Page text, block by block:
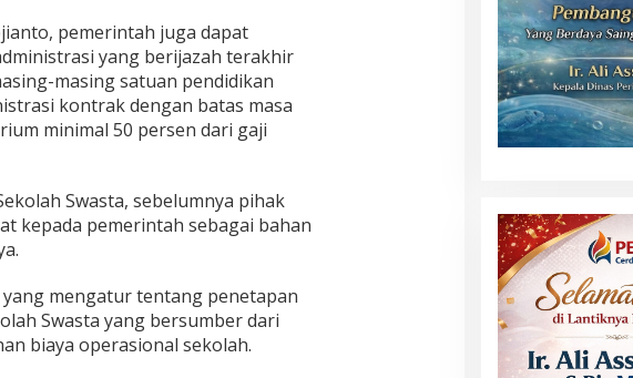
pemerintah juga dapat
yang berijazah terakhir
masing satuan pendidikan
kontrak dengan batas masa
minimal 50 persen dari gaji
Swasta, sebelumnya pihak
kepada pemerintah sebagai bahan
mengatur tentang penetapan
Swasta yang bersumber dari
biaya operasional sekolah.